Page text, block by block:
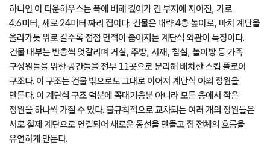
하나인 이 타운하우스는 폭에 비해 깊이가 긴 부지에 지어진, 가로
4.6미터, 세로 24미터 짜리 집이다. 건물은 대략 4층 높이로, 마치 계단을
올라가듯 위로 갈수록 점점 면적이 좁아지는 계단식 외관이 특징이다.
건물 내부는 반층씩 엇갈리며 거실, 주방, 서재, 침실, 놀이방 등 가족
구성원들을 위한 공간들을 전부 11곳으로 분리해 배치한 스킵 플로어
구조다. 이 구조는 건물 밖으로도 그대로 이어져 계단식 야외 정원을
만든다. 이 계단식 구조 덕분에 꼭대기층뿐 아니라 모든 층에서 작은
정원을 하나씩 가질 수 있다. 불규칙적으로 교차되는 여러 개의 정원들은
서로 철제 계단으로 연결되어 새로운 동선을 만들고 집 전체의 흐름을
유연하게 만든다.